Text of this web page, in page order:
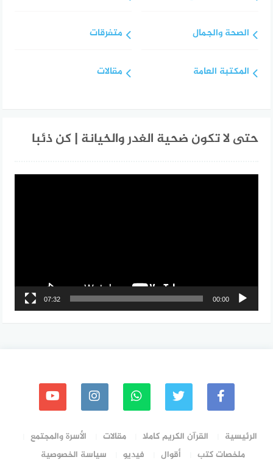
الصحة والجمال
المكتبة العامة
متفرقات
مقالات
حتى لا تكون ضحية الغدر والخيانة | كن ذئبا
00:00
07:32
الرئيسية القرآن الكريم كاملا مقالات
الأسرة والمجتمع
ملخصات كتب
أقوال فيديو سياسة الخصوصية